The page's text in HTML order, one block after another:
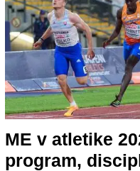
ME v atletike
program,